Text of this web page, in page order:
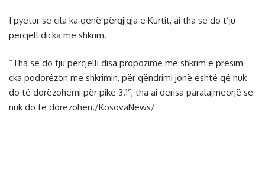
I pyetur se cila ka qenë përgjigja e Kurtit, ai tha se do t’ju
përcjell diçka me shkrim.
“Tha se do tju përcjelli disa propozime me shkrim e presim
cka podorëzon me shkrimin, për qëndrimi jonë është që nuk
do të dorëzohemi për pikë 3.1”, tha ai derisa paralajmëorjë se
nuk do të dorëzohen./KosovaNews/